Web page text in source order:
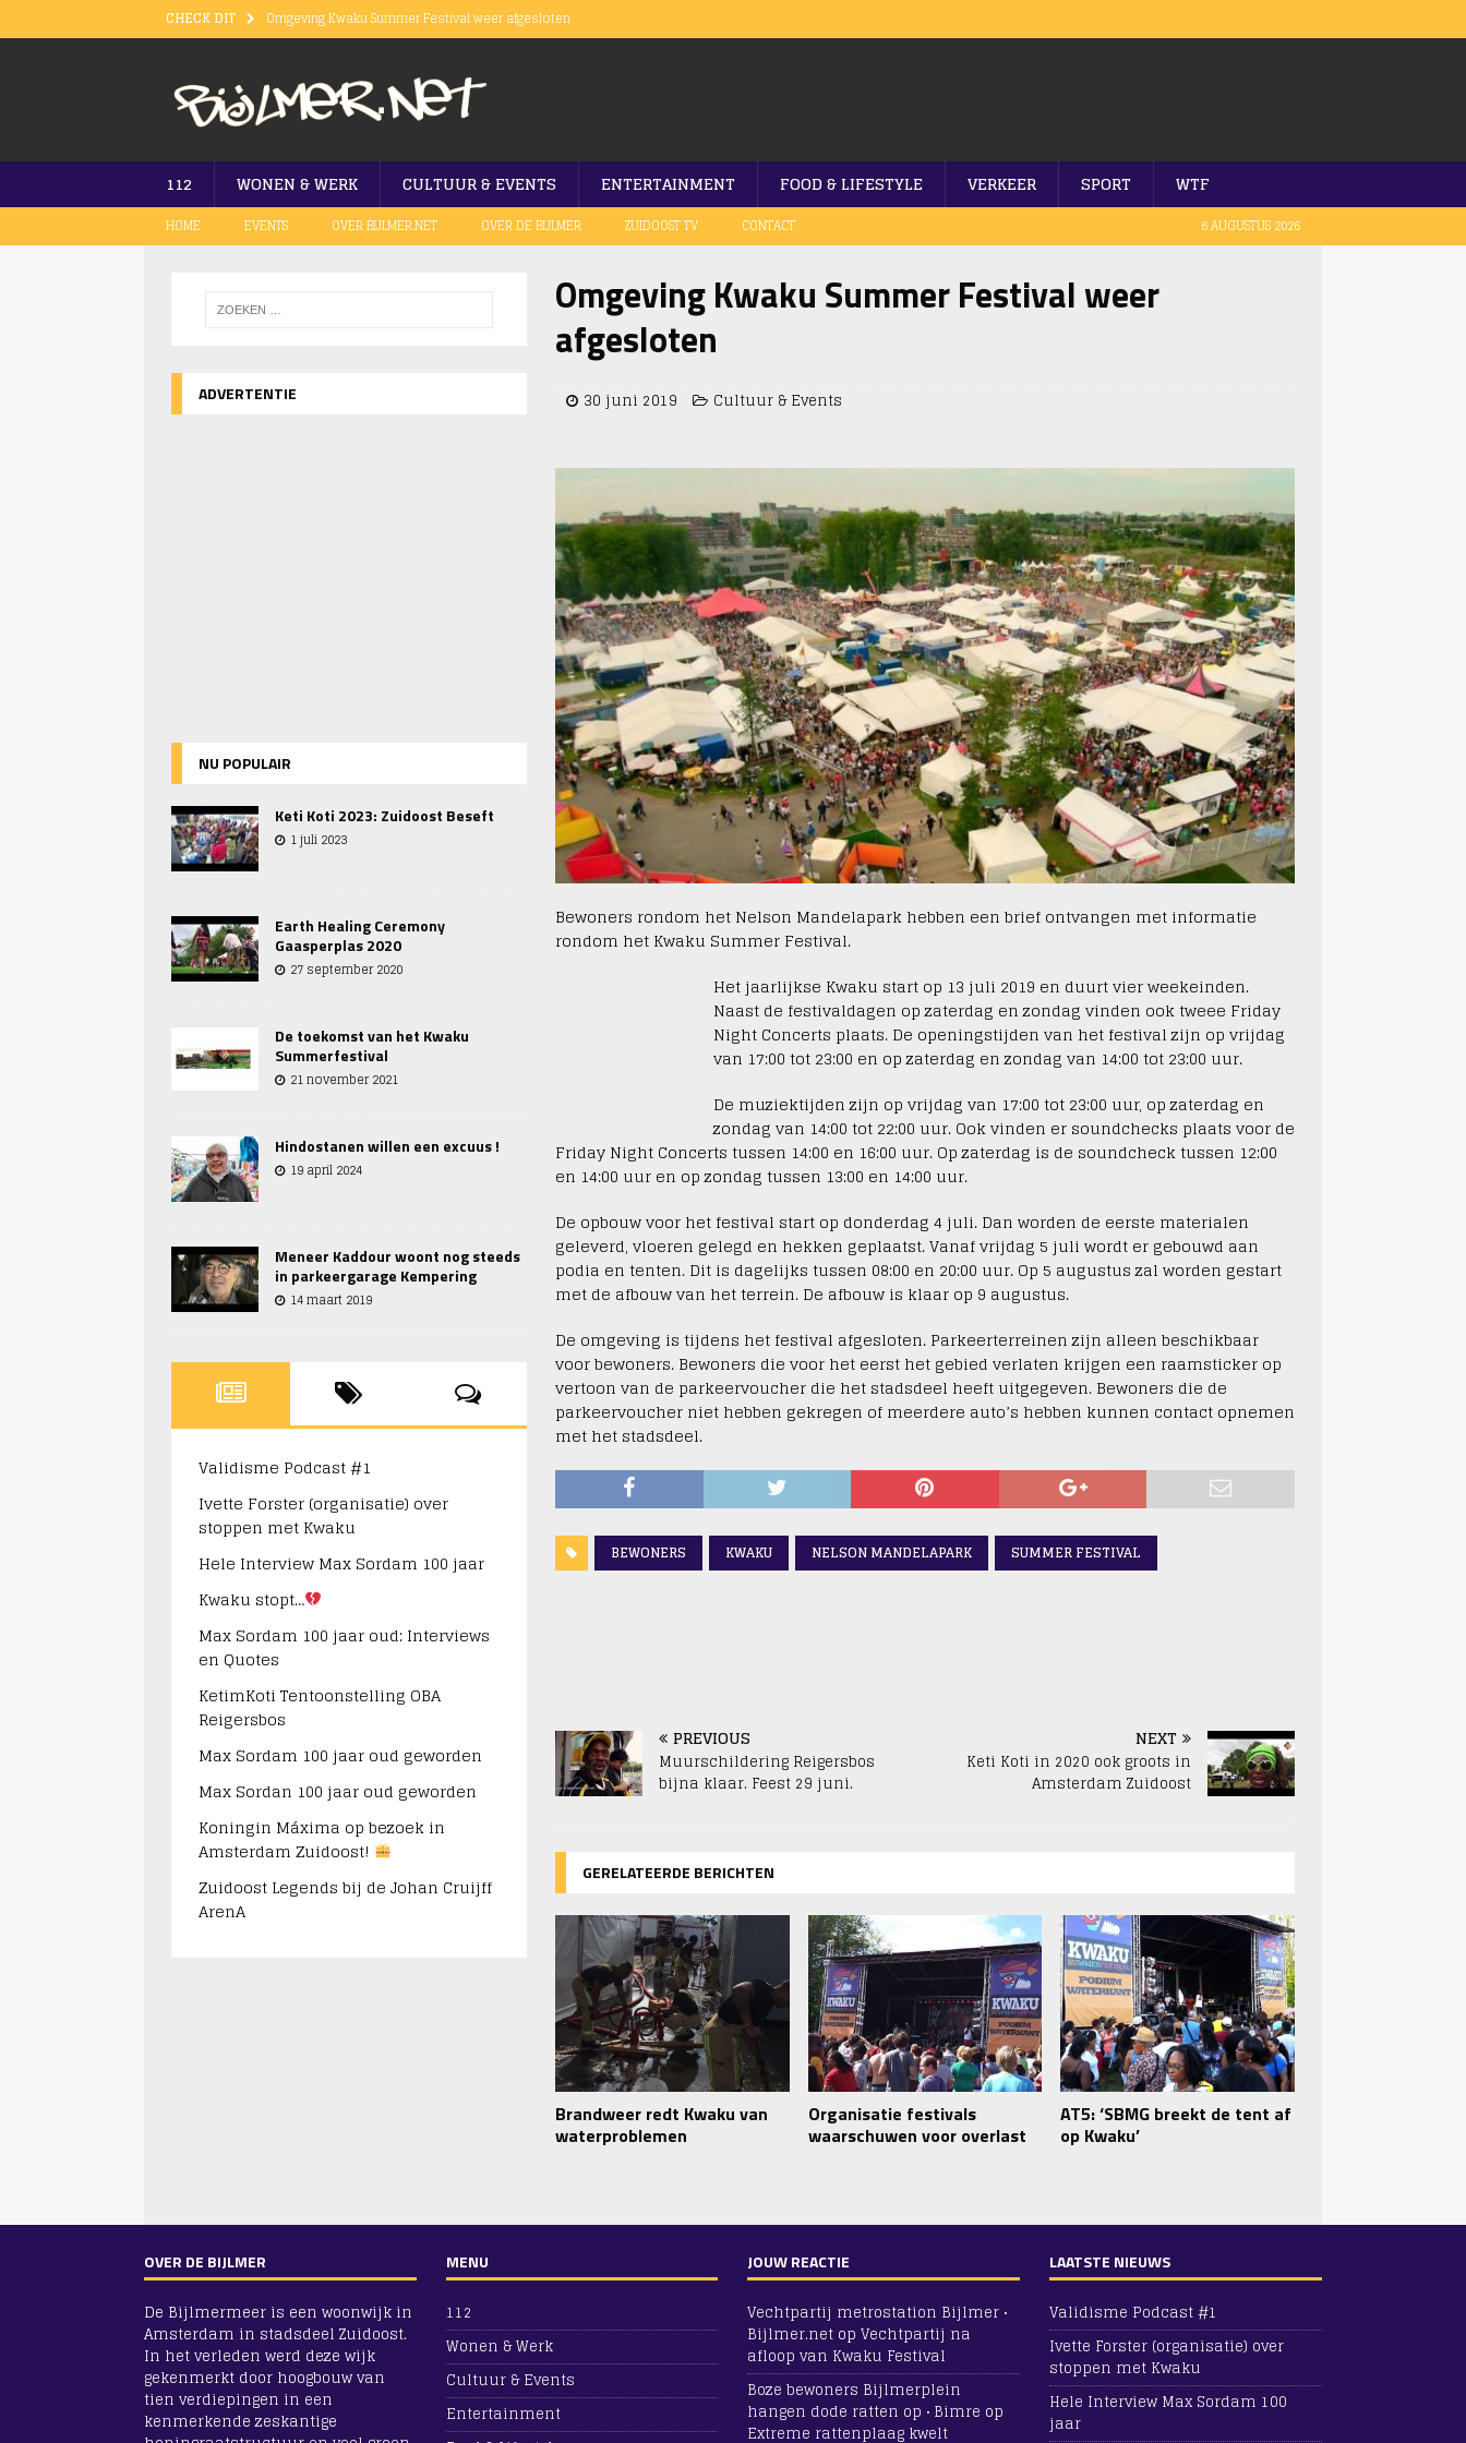
CHECK DIT
Omgeving Kwaku Summer Festival weer afgesloten
Vuurwapen gevonden bij bezoeker Kwaku Festival
Treinverkeer in Amsterdam nog niet op gang
112 WONEN & WERK CULTUUR & EVENTS ENTERTAINMENT FOOD & LIFESTYLE VERKEER SPORT WTF
HOME EVENTS OVER BIJLMER.NET OVER DE BIJLMER ZUIDOOST TV CONTACT 6 AUGUSTUS 2026
Omgeving Kwaku Summer Festival weer
afgesloten
30 juni 2019 Cultuur & Events
Bewoners rondom het Nelson Mandelapark hebben een brief ontvangen met informatie
rondom het Kwaku Summer Festival.
Het jaarlijkse Kwaku start op 13 juli 2019 en duurt vier weekeinden.
Naast de festivaldagen op zaterdag en zondag vinden ook tweee Friday
Night Concerts plaats. De openingstijden van het festival zijn op vrijdag
van 17:00 tot 23:00 en op zaterdag en zondag van 14:00 tot 23:00 uur.
De muziektijden zijn op vrijdag van 17:00 tot 23:00 uur, op zaterdag en
zondag van 14:00 tot 22:00 uur. Ook vinden er soundchecks plaats voor de
Friday Night Concerts tussen 14:00 en 16:00 uur. Op zaterdag is de soundcheck tussen 12:00
en 14:00 uur en op zondag tussen 13:00 en 14:00 uur.
De opbouw voor het festival start op donderdag 4 juli. Dan worden de eerste materialen
geleverd, vloeren gelegd en hekken geplaatst. Vanaf vrijdag 5 juli wordt er gebouwd aan
podia en tenten. Dit is dagelijks tussen 08:00 en 20:00 uur. Op 5 augustus zal worden gestart
met de afbouw van het terrein. De afbouw is klaar op 9 augustus.
De omgeving is tijdens het festival afgesloten. Parkeerterreinen zijn alleen beschikbaar
voor bewoners. Bewoners die voor het eerst het gebied verlaten krijgen een raamsticker op
vertoon van de parkeervoucher die het stadsdeel heeft uitgegeven. Bewoners die de
parkeervoucher niet hebben gekregen of meerdere auto’s hebben kunnen contact opnemen
met het stadsdeel.
BEWONERS KWAKU NELSON MANDELAPARK SUMMER FESTIVAL
PREVIOUS
Muurschildering Reigersbos
bijna klaar. Feest 29 juni.
NEXT
Keti Koti in 2020 ook groots in
Amsterdam Zuidoost
GERELATEERDE BERICHTEN
Brandweer redt Kwaku van
waterproblemen
Organisatie festivals
waarschuwen voor overlast
AT5: ‘SBMG breekt de tent af
op Kwaku’
ADVERTENTIE
NU POPULAIR
Keti Koti 2023: Zuidoost Beseft
1 juli 2023
Earth Healing Ceremony
Gaasperplas 2020
27 september 2020
De toekomst van het Kwaku
Summerfestival
21 november 2021
Hindostanen willen een excuus !
19 april 2024
Meneer Kaddour woont nog steeds
in parkeergarage Kempering
14 maart 2019
Validisme Podcast #1
Ivette Forster (organisatie) over
stoppen met Kwaku
Hele Interview Max Sordam 100 jaar
Kwaku stopt…
Max Sordam 100 jaar oud: Interviews
en Quotes
KetimKoti Tentoonstelling OBA
Reigersbos
Max Sordam 100 jaar oud geworden
Max Sordan 100 jaar oud geworden
Koningin Máxima op bezoek in
Amsterdam Zuidoost!
Zuidoost Legends bij de Johan Cruijff
ArenA
OVER DE BIJLMER
De Bijlmermeer is een woonwijk in
Amsterdam in stadsdeel Zuidoost.
In het verleden werd deze wijk
gekenmerkt door hoogbouw van
tien verdiepingen in een
kenmerkende zeskantige
MENU
112
Wonen & Werk
Cultuur & Events
Entertainment
JOUW REACTIE
Vechtpartij metrostation Bijlmer •
Bijlmer.net opVechtpartij na
afloop van Kwaku Festival
Boze bewoners Bijlmerplein
hangen dode ratten op • Bimre op
Extreme rattenplaag kwelt
LAATSTE NIEUWS
Validisme Podcast #1
Ivette Forster (organisatie) over
stoppen met Kwaku
Hele Interview Max Sordam 100
jaar